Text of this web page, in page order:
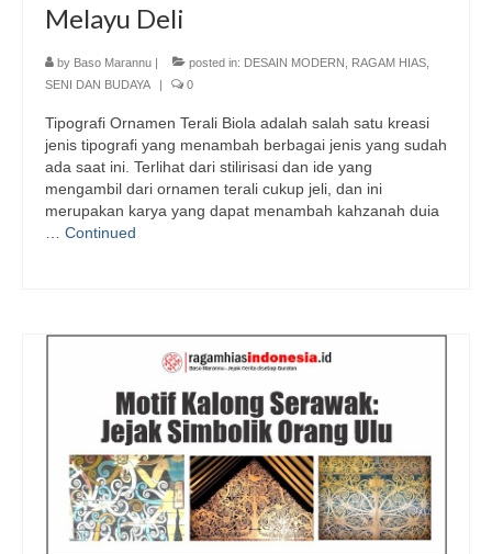
Melayu Deli
by Baso Marannu | posted in: DESAIN MODERN RAGAM HIAS
SENI DAN BUDAYA
| 0
Tipografi Ornamen Terali Biola adalah salah satu kreasi
jenis tipografi yang menambah berbagai jenis yang sudah
ada saat ini. Terlihat dari stilirisasi dan ide yang
mengambil dari ornamen terali cukup jeli, dan ini
merupakan karya yang dapat menambah kahzanah duia
Continued